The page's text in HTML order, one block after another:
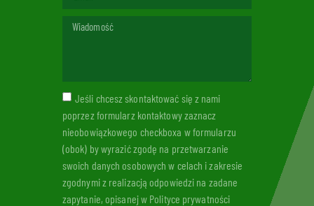
Jeśli chcesz skontaktować się z nami
poprzez formularz kontaktowy zaznacz
nieobowiązkowego checkboxa w formularzu
(obok) by wyrazić zgodę na przetwarzanie
swoich danych osobowych w celach i zakresie
zgodnymi z realizacją odpowiedzi na zadane
zapytanie, opisanej w Polityce prywatności